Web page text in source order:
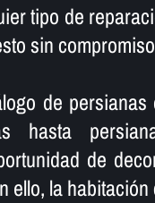
tipo de
sin
de
hasta
de
ello, la